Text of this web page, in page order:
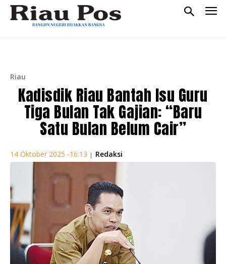
Riau
Kadisdik Riau Bantah Isu Guru
Tiga Bulan Tak Gajian: “Baru
Satu Bulan Belum Cair”
14 Oktober 2025 -16:13 | Redaksi